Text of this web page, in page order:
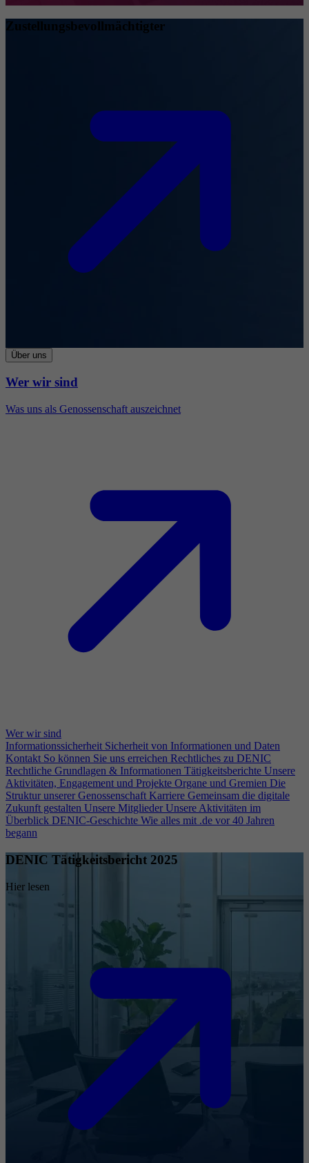
Zustellungsbevollmächtigter
Über uns
Wer wir sind
Was uns als Genossenschaft auszeichnet
Wer wir sind
Informationssicherheit Sicherheit von Informationen und Daten
Kontakt So können Sie uns erreichen Rechtliches zu DENIC
Rechtliche Grundlagen & Informationen Tätigkeitsberichte Unsere
Aktivitäten, Engagement und Projekte Organe und Gremien Die
Struktur unserer Genossenschaft Karriere Gemeinsam die digitale
Zukunft gestalten Unsere Mitglieder Unsere Aktivitäten im
Überblick DENIC-Geschichte Wie alles mit .de vor 40 Jahren
begann
DENIC Tätigkeitsbericht 2025
Hier lesen